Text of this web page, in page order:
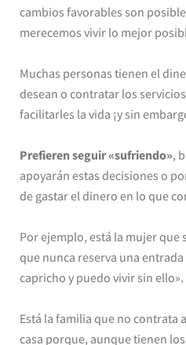
cambios favorables son
merecemos vivir lo mejor
Muchas personas tienen el
desean o contratar los
facilitarles la vida ¡y sin
Prefieren seguir «sufriendo»,
apoyarán estas decisiones o
de gastar el dinero en lo que
Por ejemplo, está la mujer que
que nunca reserva una
capricho y puedo vivir sin ello».
Está la familia que no contrata
casa porque, aunque tienen